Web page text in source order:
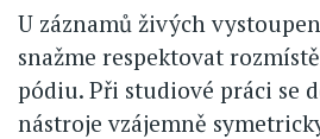
U záznamů živých
snažme respektovat
pódiu. Při studiové práci se
nástroje vzájemně